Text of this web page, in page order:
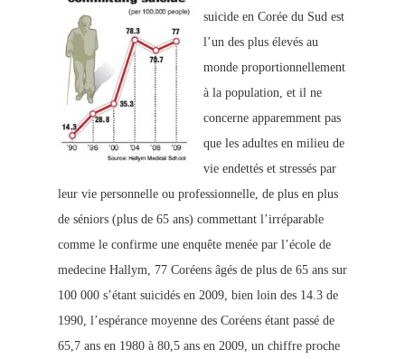
suicide en Corée du Sud est
l’un des plus élevés au
monde proportionnellement
à la population, et il ne
concerne apparemment pas
que les adultes en milieu de
vie endettés et stressés par
leur vie personnelle ou professionnelle, de plus en plus
de séniors (plus de 65 ans) commettant l’irréparable
comme le confirme une enquête menée par l’école de
medecine Hallym, 77 Coréens âgés de plus de 65 ans sur
100 000 s’étant suicidés en 2009, bien loin des 14.3 de
1990, l’espérance moyenne des Coréens étant passé de
65,7 ans en 1980 à 80,5 ans en 2009, un chiffre proche